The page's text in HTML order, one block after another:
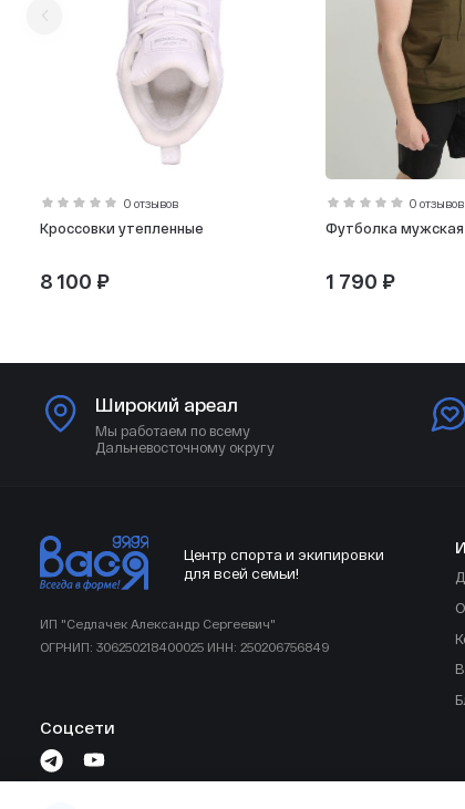
0 отзывов
Кроссовки утепленные
8 100 ₽
0 отзывов
Футболка мужская
1 790 ₽
Широкий ареал
Мы работаем по всему
Дальневосточному округу
Центр спорта и экипировки
для всей семьи!
ИП "Седлачек Александр Сергеевич"
ОГРНИП: 306250218400025 ИНН: 250206756849
Соцсети